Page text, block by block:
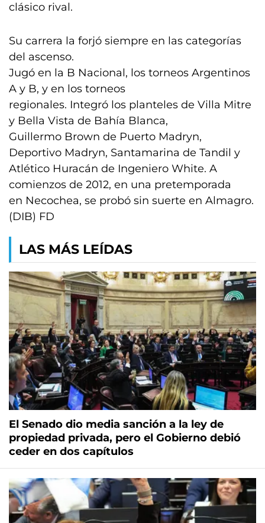
clásico rival.
Su carrera la forjó siempre en las categorías
del ascenso.
Jugó en la B Nacional, los torneos Argentinos
A y B, y en los torneos
regionales. Integró los planteles de Villa Mitre
y Bella Vista de Bahía Blanca,
Guillermo Brown de Puerto Madryn,
Deportivo Madryn, Santamarina de Tandil y
Atlético Huracán de Ingeniero White. A
comienzos de 2012, en una pretemporada
en Necochea, se probó sin suerte en Almagro.
(DIB) FD
LAS MÁS LEÍDAS
El Senado dio media sanción a la ley de
propiedad privada, pero el Gobierno debió
ceder en dos capítulos